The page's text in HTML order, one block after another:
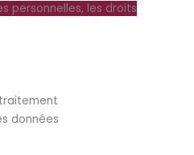
personnelles, les droits
données